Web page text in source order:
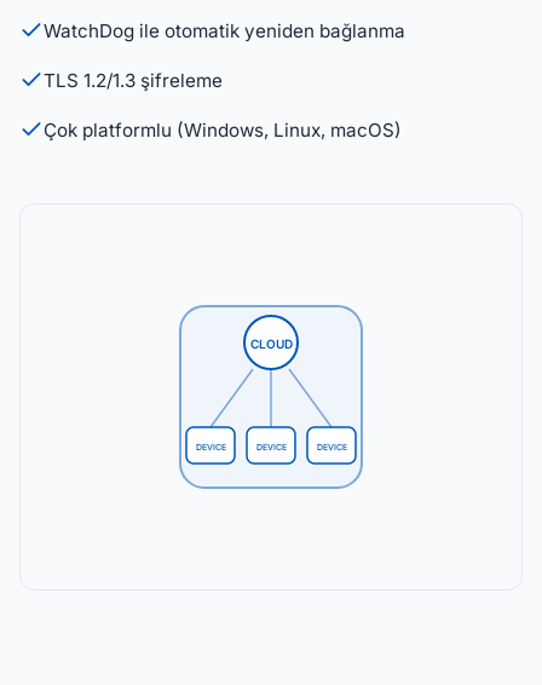
WatchDog ile otomatik yeniden bağlanma
TLS 1.2/1.3 şifreleme
Çok platformlu (Windows, Linux, macOS)
CLOUD
DEVICE DEVICE DEVICE